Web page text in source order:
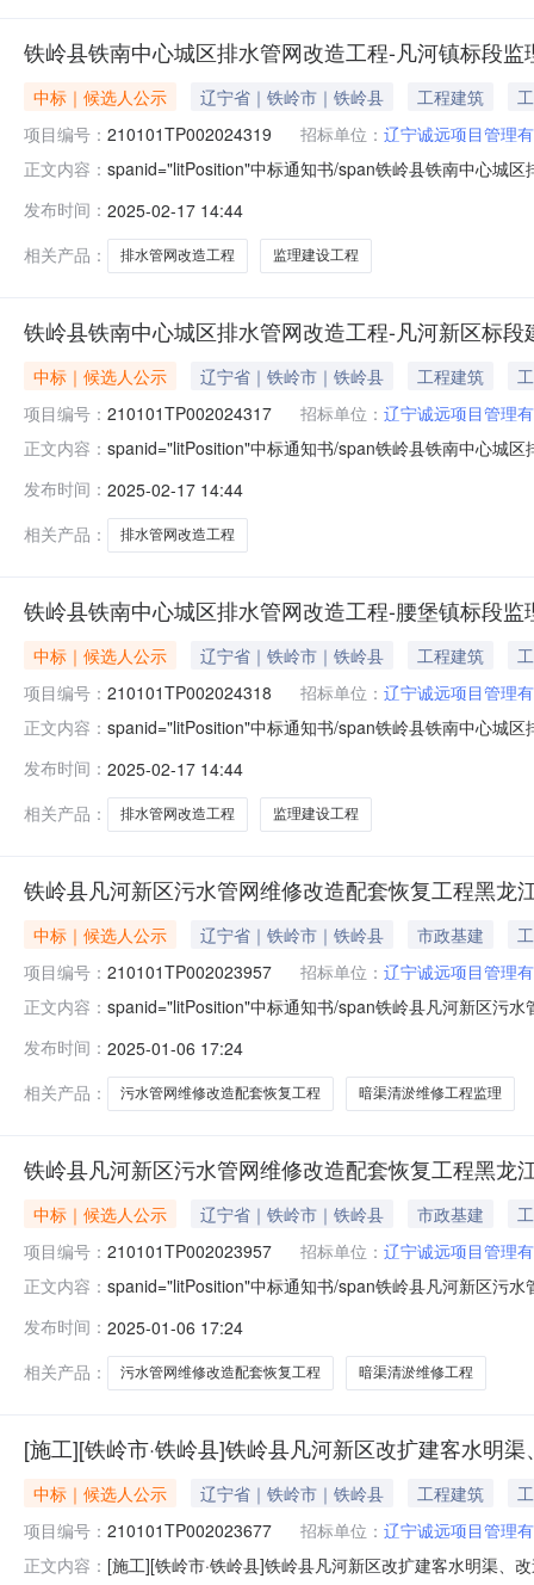
铁岭县铁南中心城区排水管网改造工程-凡河镇标段
中标｜候选人公示 辽宁省｜铁岭市｜铁岭县 工程建筑
项目编号： 210101TP002024319 招标单位： 辽宁诚远项目管理
正文内容： spanid="litPosition"中标通知书/span铁岭县铁南中心城
标方式公开招标公示开始时间2025年02月17日公示结束
发布时间： 2025-02-17 14:44
相关产品：
排水管网改造工程 监理建设工程
铁岭县铁南中心城区排水管网改造工程-凡河新区标
中标｜候选人公示 辽宁省｜铁岭市｜铁岭县 工程建筑
项目编号： 210101TP002024317 招标单位： 辽宁诚远项目管理
正文内容： spanid="litPosition"中标通知书/span铁岭县铁南中心城
招标方式公开招标公示开始时间2025年02月17日公示结
发布时间： 2025-02-17 14:44
相关产品：
排水管网改造工程
铁岭县铁南中心城区排水管网改造工程-腰堡镇标段
中标｜候选人公示 辽宁省｜铁岭市｜铁岭县 工程建筑
项目编号： 210101TP002024318 招标单位： 辽宁诚远项目管理
正文内容： spanid="litPosition"中标通知书/span铁岭县铁南中心城
标方式公开招标公示开始时间2025年02月17日公示结束
发布时间： 2025-02-17 14:44
相关产品：
排水管网改造工程 监理建设工程
铁岭县凡河新区污水管网维修改造配套恢复工程黑
中标｜候选人公示 辽宁省｜铁岭市｜铁岭县 市政基建
项目编号： 210101TP002023957 招标单位： 辽宁诚远项目管理
正文内容： spanid="litPosition"中标通知书/span铁岭县凡河新区污
区管理委员会填报单位辽宁诚远项目管理有限公司工程
发布时间： 2025-01-06 17:24
相关产品：
污水管网维修改造配套恢复工程 暗渠清淤维修工程监理
铁岭县凡河新区污水管网维修改造配套恢复工程黑
中标｜候选人公示 辽宁省｜铁岭市｜铁岭县 市政基建
项目编号： 210101TP002023957 招标单位： 辽宁诚远项目管理
正文内容： spanid="litPosition"中标通知书/span铁岭县凡河新区污
理委员会填报单位辽宁诚远项目管理有限公司工程类别
发布时间： 2025-01-06 17:24
相关产品：
污水管网维修改造配套恢复工程 暗渠清淤维修工程
[施工][铁岭市·铁岭县]铁岭县凡河新区改扩建客水明
中标｜候选人公示 辽宁省｜铁岭市｜铁岭县 工程建筑
项目编号： 210101TP002023677 招标单位： 辽宁诚远项目管理
正文内容： [施工][铁岭市·铁岭县]铁岭县凡河新区改扩建客水明渠、